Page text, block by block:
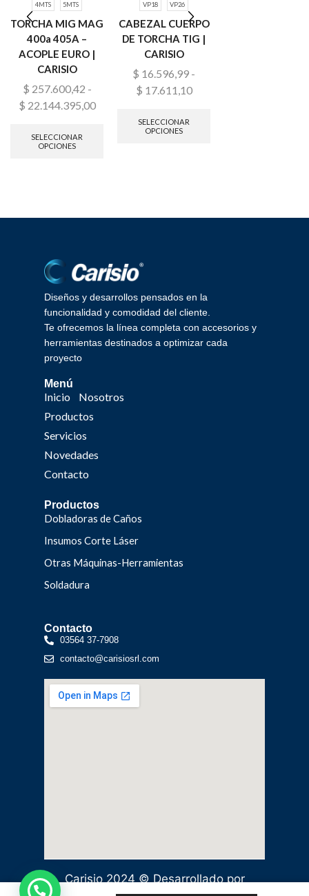
4MTS 5MTS
TORCHA MIG MAG
400a 405A –
ACOPLE EURO |
CARISIO
$ 257.600,42 -
$ 22.144.395,00
SELECCIONAR
OPCIONES
VP18 VP26
CABEZAL CUERPO
DE TORCHA TIG |
CARISIO
$ 16.596,99 -
$ 17.611,10
SELECCIONAR
OPCIONES
Diseños y desarrollos pensados en la
funcionalidad y comodidad del cliente.
Te ofrecemos la línea completa con accesorios y
herramientas destinados a optimizar cada
proyecto
Menú
Inicio
Nosotros
Productos
Servicios
Novedades
Contacto
Productos
Dobladoras de Caños
Insumos Corte Láser
Otras Máquinas-Herramientas
Soldadura
Contacto
03564 37-7908
contacto@carisiosrl.com
Carisio 2024 © Desarrollado por